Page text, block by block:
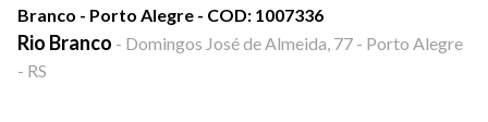
Branco - Porto Alegre - COD: 1007336
Rio Branco - Domingos José de Almeida, 77 - Porto Alegre
- RS